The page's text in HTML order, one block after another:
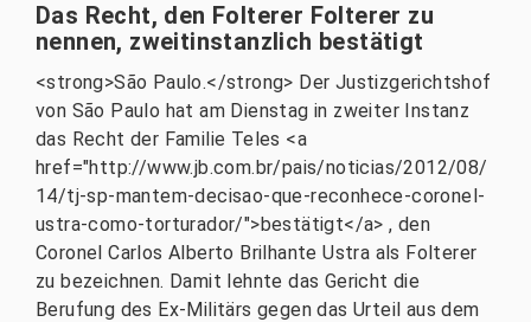
Das Recht, den Folterer Folterer zu
nennen, zweitinstanzlich bestätigt
<strong>São Paulo.</strong> Der Justizgerichtshof
von São Paulo hat am Dienstag in zweiter Instanz
das Recht der Familie Teles <a
href="http://www.jb.com.br/pais/noticias/2012/08/
14/tj-sp-mantem-decisao-que-reconhece-coronel-
ustra-como-torturador/">bestätigt</a> , den
Coronel Carlos Alberto Brilhante Ustra als Folterer
zu bezeichnen. Damit lehnte das Gericht die
Berufung des Ex-Militärs gegen das Urteil aus dem